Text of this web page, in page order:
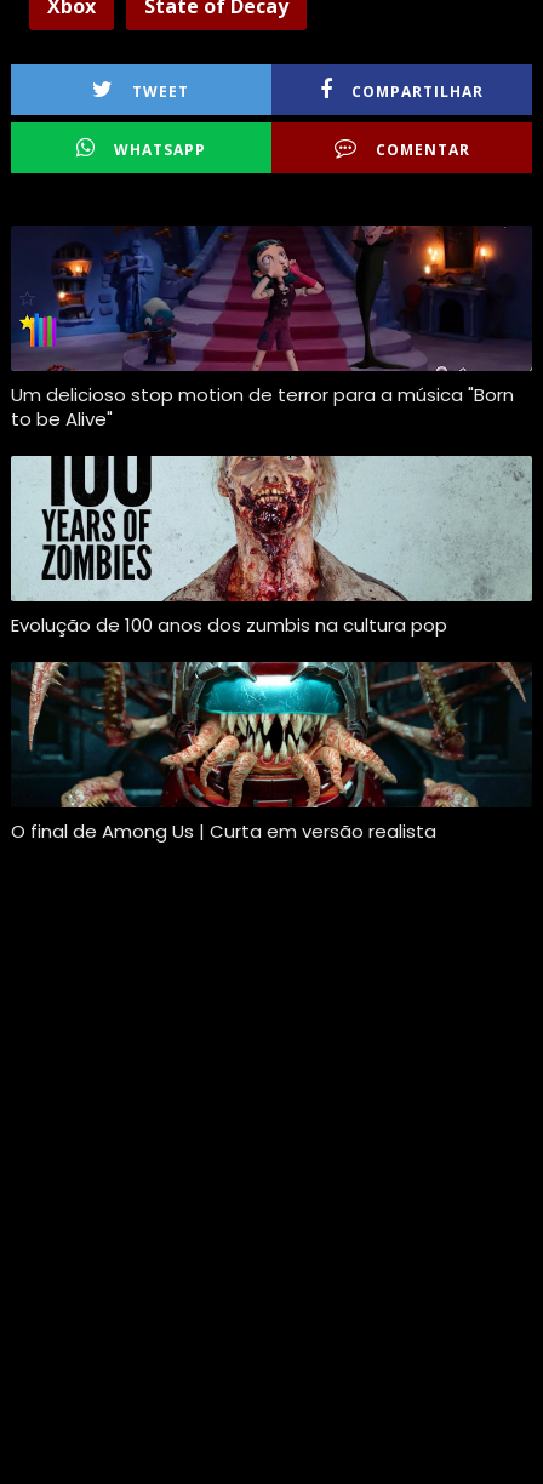
Xbox State of Decay
TWEET COMPARTILHAR
WHATSAPP COMENTAR
Um delicioso stop motion de terror para a música "Born
to be Alive"
Evolução de 100 anos dos zumbis na cultura pop
O final de Among Us | Curta em versão realista